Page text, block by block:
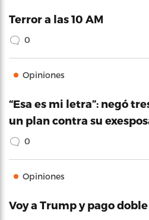
Terror a las 10 AM
0
Opiniones
“Esa es mi letra”: negó
un plan contra su
0
Opiniones
Voy a Trump y pago doble